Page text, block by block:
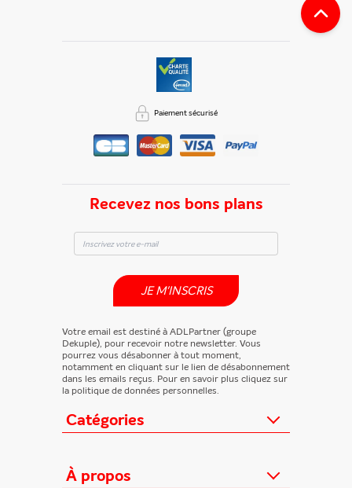
Catégories
Loisirs/Culture
À propos
Recevez nos bons plans
JE M'INSCRIS
Votre email est destiné à ADLPartner (groupe
Dekuple), pour recevoir notre newsletter. Vous
pourrez vous désabonner à tout moment,
notamment en cliquant sur le lien de désabonnement
dans les emails reçus. Pour en savoir plus cliquez sur
la politique de données personnelles.
Paiement sécurisé